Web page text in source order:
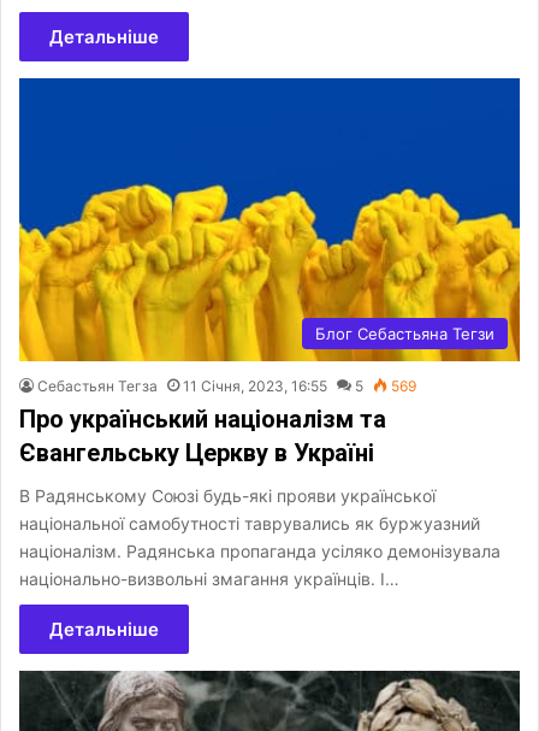
Детальніше
Блог Себастьяна Тегзи
Себастьян Тегза 11 Січня, 2023, 16:55 5 569
Про український націоналізм та
Євангельську Церкву в Україні
В Радянському Союзі будь-які прояви української
національної самобутності таврувались як буржуазний
націоналізм. Радянська пропаганда усіляко демонізувала
національно-визвольні змагання українців. І…
Детальніше